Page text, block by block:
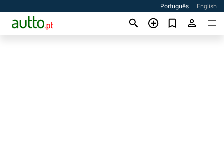
Português English